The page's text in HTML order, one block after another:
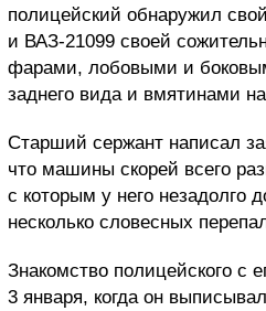
полицейский обнаружил
и ВАЗ-21099 своей
фарами, лобовыми и
заднего вида и вмятинами
Старший сержант написал
что машины скорей всего
с которым у него незадолго
несколько словесных
Знакомство полицейского с
3 января, когда он